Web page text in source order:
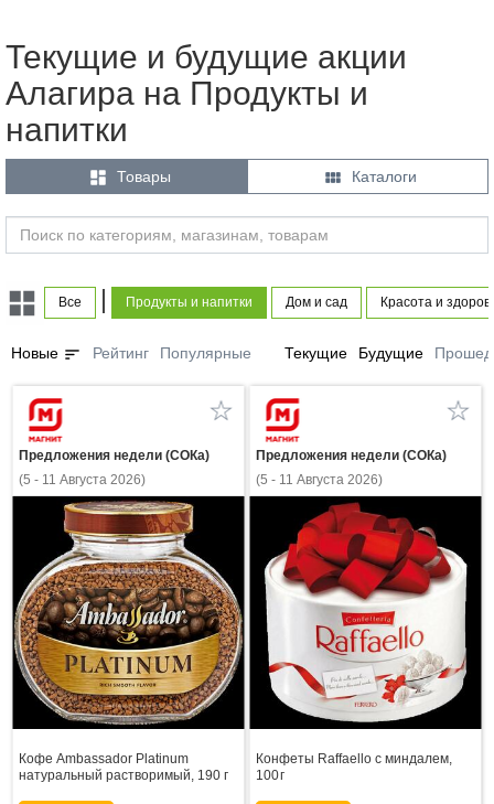
Текущие и будущие акции
Алагира на Продукты и
напитки
 Товары  Каталоги
Все Продукты и напитки Дом и сад Красота и
Новые sort Рейтинг Популярные Текущие Будущие
Предложения недели (СОКа)
(5 - 11 Августа 2026)
Кофе Ambassador Platinum
натуральный растворимый, 190 г
Предложения недели (СОКа)
(5 - 11 Августа 2026)
Конфеты Raffaello с миндалем,
100 г